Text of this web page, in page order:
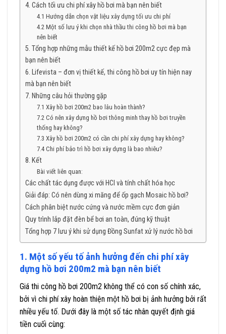
4. Cách tối ưu chi phí xây hồ bơi mà bạn nên biết
4.1 Hướng dẫn chọn vật liệu xây dựng tối ưu chi phí
4.2 Một số lưu ý khi chọn nhà thầu thi công hồ bơi mà bạn
nên biết
5. Tổng hợp những mẫu thiết kế hồ bơi 200m2 cực đẹp mà
bạn nên biết
6. Lifevista – đơn vị thiết kế, thi công hồ bơi uy tín hiện nay
mà bạn nên biết
7. Những câu hỏi thường gặp
7.1 Xây hồ bơi 200m2 bao lâu hoàn thành?
7.2 Có nên xây dựng hồ bơi thông minh thay hồ bơi truyền
thống hay không?
7.3 Xây hồ bơi 200m2 có cần chi phí xây dựng hay không?
7.4 Chi phí bảo trì hồ bơi xây dựng là bao nhiêu?
8. Kết
Bài viết liên quan:
Các chất tác dụng được với HCl và tính chất hóa học
Giải đáp: Có nên dùng xi măng để ốp gạch Mosaic hồ bơi?
Cách phân biệt nước cứng và nước mềm cực đơn giản
Quy trình lắp đặt đèn bể bơi an toàn, đúng kỹ thuật
Tổng hợp 7 lưu ý khi sử dụng Đồng Sunfat xử lý nước hồ bơi
1. Một số yếu tố ảnh hưởng đến chi phí xây
dựng hồ bơi 200m2 mà bạn nên biết
Giá thi công hồ bơi 200m2 không thể có con số chính xác,
bởi vì chi phí xây hoàn thiện một hồ bơi bị ảnh hưởng bởi rất
nhiều yếu tố. Dưới đây là một số tác nhân quyết định giá
tiền cuối cùng: